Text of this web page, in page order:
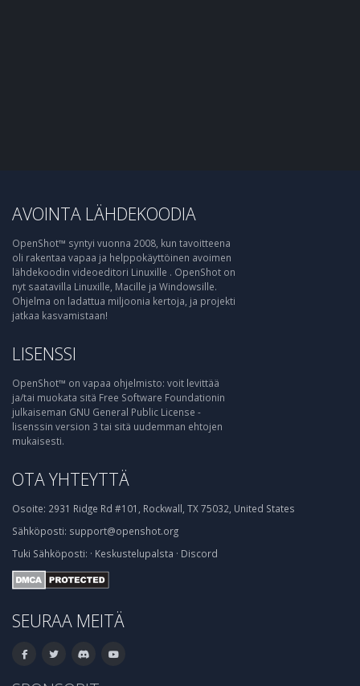
AVOINTA LÄHDEKOODIA
OpenShot™ syntyi vuonna 2008, kun tavoitteena
oli rakentaa vapaa ja helppokäyttöinen avoimen
lähdekoodin videoeditori Linuxille . OpenShot on
nyt saatavilla Linuxille, Macille ja Windowsille.
Ohjelma on ladattua miljoonia kertoja, ja projekti
jatkaa kasvamistaan!
LISENSSI
OpenShot™ on vapaa ohjelmisto: voit levittää
ja/tai muokata sitä Free Software Foundationin
julkaiseman GNU General Public License -
lisenssin version 3 tai sitä uudemman ehtojen
mukaisesti.
OTA YHTEYTTÄ
Osoite: 2931 Ridge Rd #101, Rockwall, TX 75032, United States
Sähköposti: support@openshot.org
Tuki Sähköposti: · Keskustelupalsta · Discord
SEURAA MEITÄ